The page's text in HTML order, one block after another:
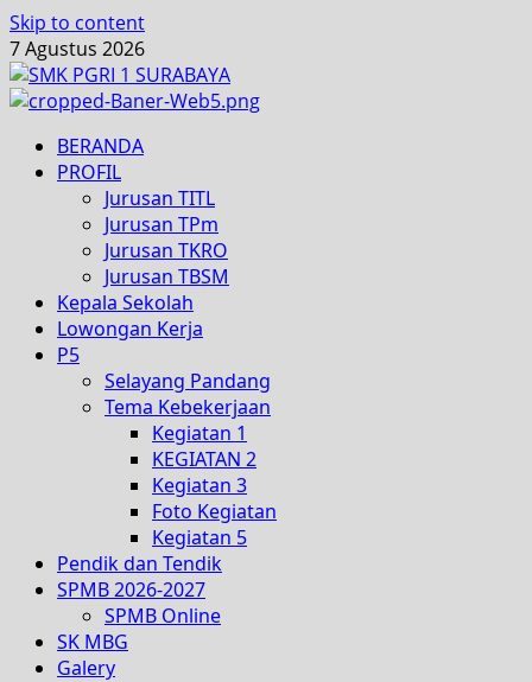
Skip to content
7 Agustus 2026
BERANDA
PROFIL
Jurusan TITL
Jurusan TPm
Jurusan TKRO
Jurusan TBSM
Kepala Sekolah
Lowongan Kerja
P5
Selayang Pandang
Tema Kebekerjaan
Kegiatan 1
KEGIATAN 2
Kegiatan 3
Foto Kegiatan
Kegiatan 5
Pendik dan Tendik
SPMB 2026-2027
SPMB Online
SK MBG
Galery